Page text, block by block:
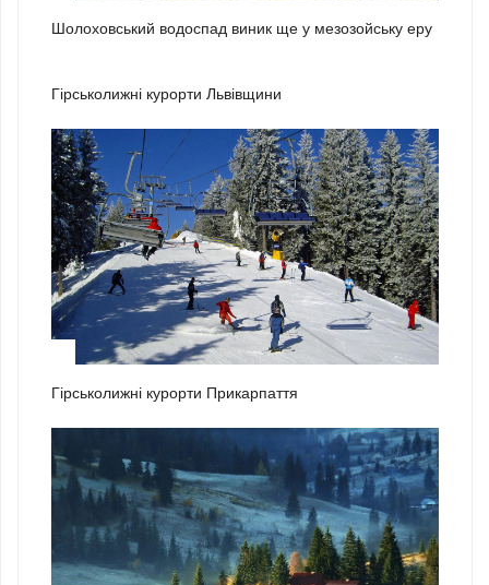
Шолоховський водоспад виник ще у мезозойську еру
Гірськолижні курорти Львівщини
Гірськолижні курорти Прикарпаття